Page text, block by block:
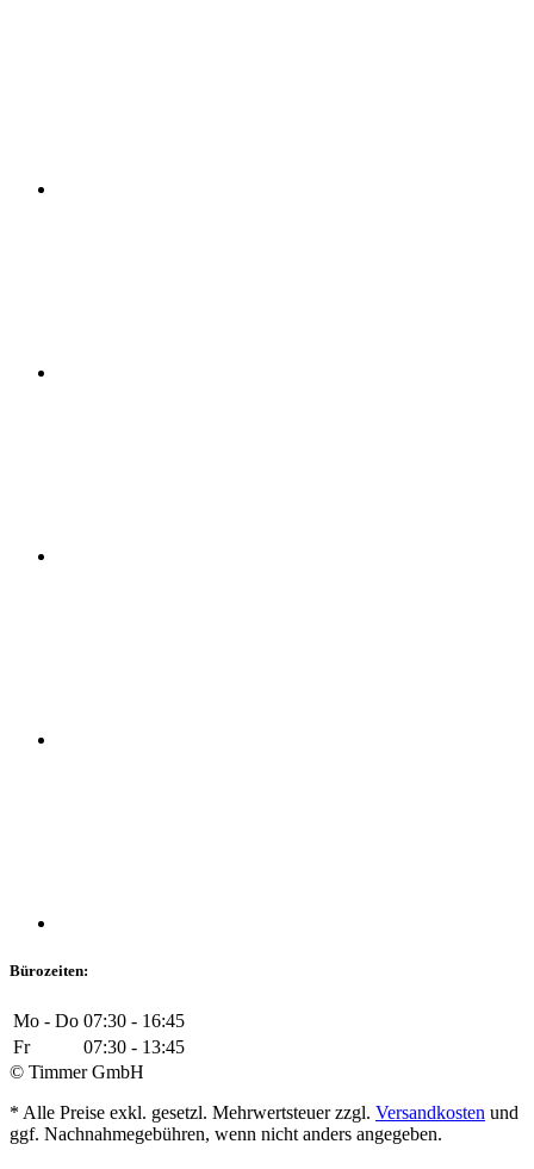
Bürozeiten:
Mo - Do 07:30 - 16:45
Fr
07:30 - 13:45
© Timmer GmbH
* Alle Preise exkl. gesetzl. Mehrwertsteuer zzgl. Versandkosten und
ggf. Nachnahmegebühren, wenn nicht anders angegeben.